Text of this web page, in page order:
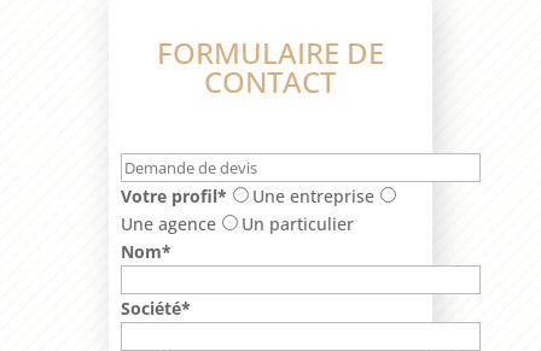
FORMULAIRE DE
CONTACT
Votre profil*
Une entreprise
Une agence
Un particulier
Nom*
Société*